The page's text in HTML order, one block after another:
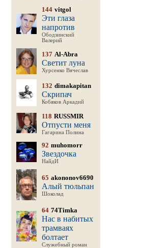
144 vitgol
Эти глаза
напротив
Ободзинский
Валерий
137 Al-Abra
Светит луна
Хурсенко Вячеслав
132 dimakapitan
Скрипач
Кобяков Аркадий
118 RUSSMIR
Отпусти меня
Гагарина Полина
92 muhomorr
Звездочка
НайдИ
65 akononov6690
Алый тюльпан
Шоколад
64 74Timka
Нас в набитых
трамваях
болтает
Служебный роман